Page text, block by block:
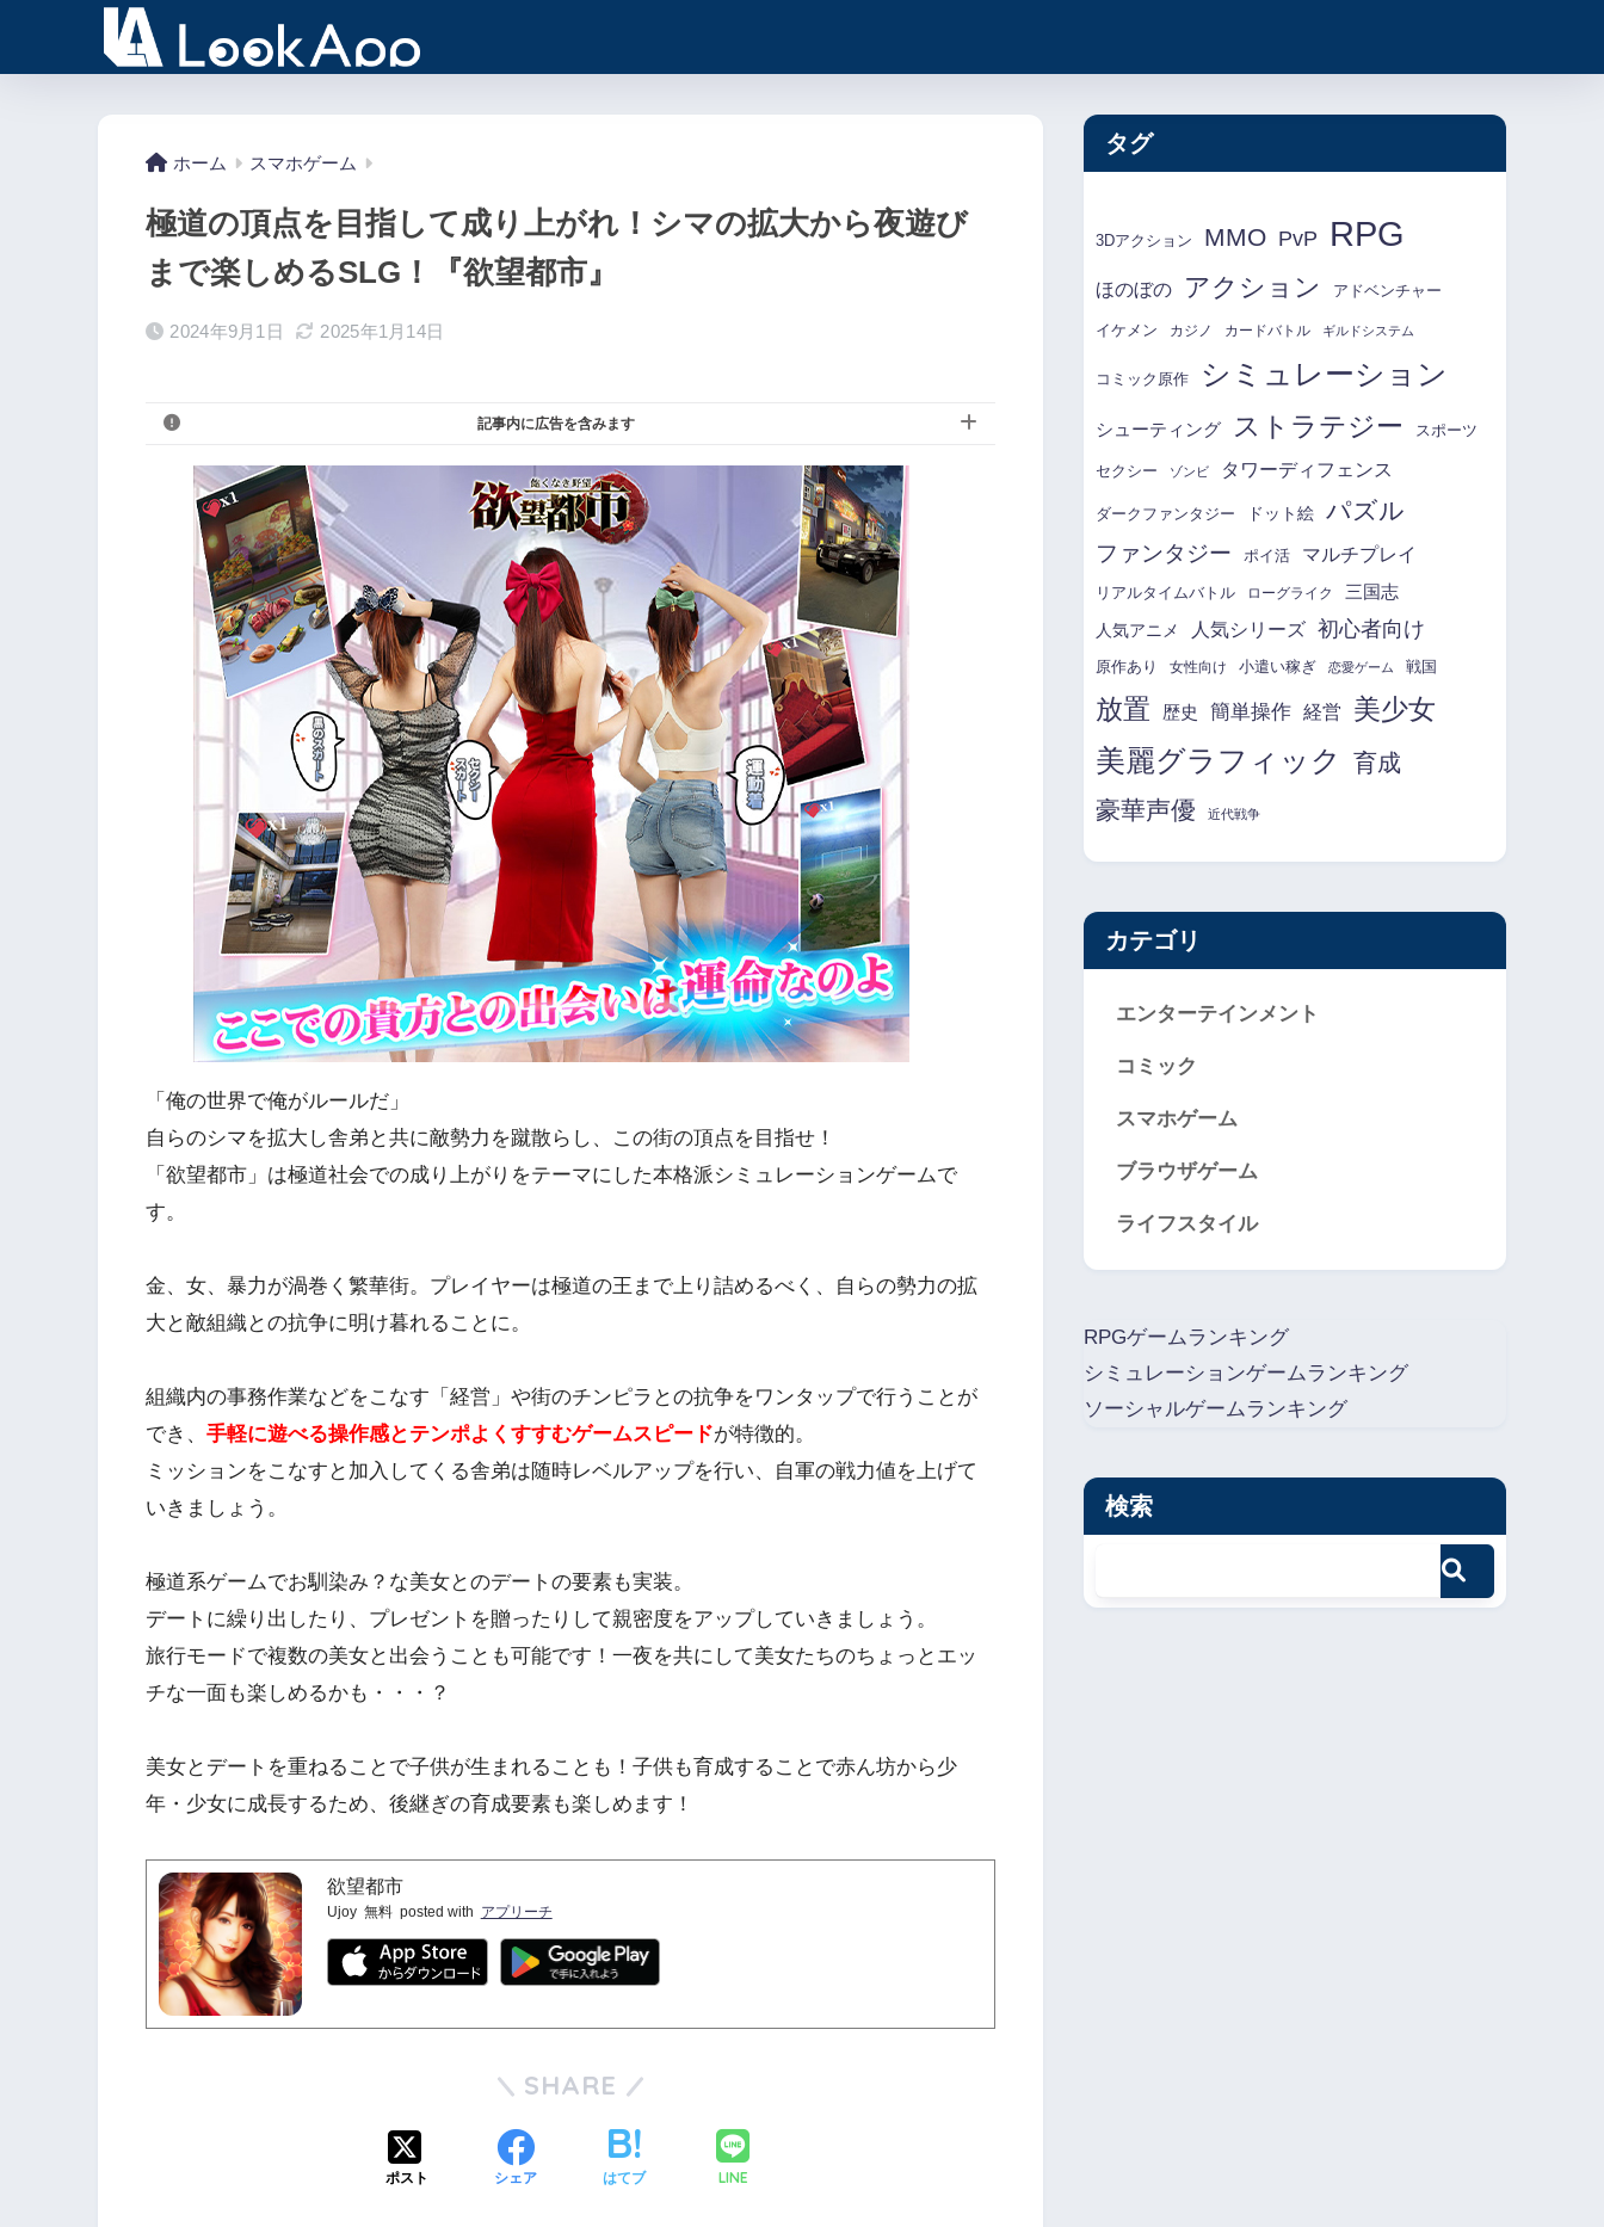
ホーム スマホゲーム
極道の頂点を目指して成り上がれ！シマの拡大から夜遊び
まで楽しめるSLG！『欲望都市』
2024年9月1日 2025年1月14日
記事内に広告を含みます
「俺の世界で俺がルールだ」
自らのシマを拡大し舎弟と共に敵勢力を蹴散らし、この街の頂点を目指せ！
「欲望都市」は極道社会での成り上がりをテーマにした本格派シミュレーションゲームで
す。
金、女、暴力が渦巻く繁華街。プレイヤーは極道の王まで上り詰めるべく、自らの勢力の拡
大と敵組織との抗争に明け暮れることに。
組織内の事務作業などをこなす「経営」や街のチンピラとの抗争をワンタップで行うことが
でき、 手軽に遊べる操作感とテンポよくすすむゲームスピードが特徴的。
ミッションをこなすと加入してくる舎弟は随時レベルアップを行い、自軍の戦力値を上げて
いきましょう。
極道系ゲームでお馴染み？な美女とのデートの要素も実装。
デートに繰り出したり、プレゼントを贈ったりして親密度をアップしていきましょう。
旅行モードで複数の美女と出会うことも可能です！一夜を共にして美女たちのちょっとエッ
チな一面も楽しめるかも・・・？
美女とデートを重ねることで子供が生まれることも！子供も育成することで赤ん坊から少
年・少女に成長するため、後継ぎの育成要素も楽しめます！
欲望都市
Ujoy 無料 posted with アプリーチ
SHARE
ポスト シェア はてブ LINE
タグ
3Dアクション MMO PvP RPG
ほのぼの アクション アドベンチャー
イケメン カジノ カードバトル ギルドシステム
コミック原作 シミュレーション
シューティング ストラテジー スポーツ
セクシー ゾンビ タワーディフェンス
ダークファンタジー ドット絵 パズル
ファンタジー ポイ活 マルチプレイ
リアルタイムバトル ローグライク 三国志
人気アニメ 人気シリーズ 初心者向け
原作あり 女性向け 小遣い稼ぎ 恋愛ゲーム 戦国
放置 歴史 簡単操作 経営 美少女
美麗グラフィック
育成
豪華声優
近代戦争
カテゴリ
エンターテインメント
コミック
スマホゲーム
ブラウザゲーム
ライフスタイル
RPGゲームランキング
シミュレーションゲームランキング
ソーシャルゲームランキング
検索